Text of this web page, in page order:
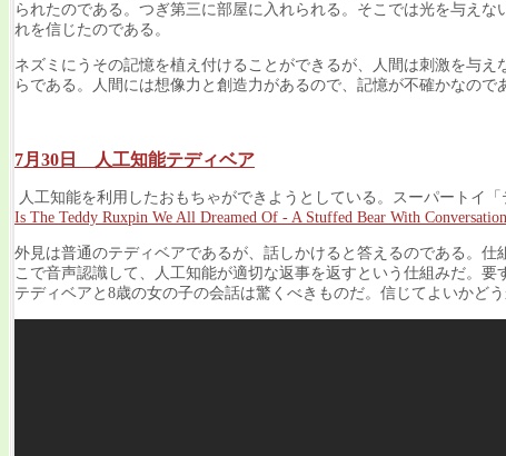
られたのである。つぎ第三に部屋に入れられる。そこでは光を与え
れを信じたのである。
ネズミにうその記憶を植え付けることができるが、人間は刺激を与
らである。人間には想像力と創造力があるので、記憶が不確かなので
7月30日 人工知能テディベア
人工知能を利用したおもちゃができようとしている。スーパートイ
Is The Teddy Ruxpin We All Dreamed Of - A Stuffed Bear With
外見は普通のテディベアであるが、話しかけると答えるのである。
こで音声認識して、人工知能が適切な返事を返すという仕組みだ。
テディベアと8歳の女の子の会話は驚くべきものだ。信じてよいかどう